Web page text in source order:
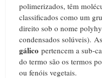
polimerizados, têm
classificados como um
direito sob o nome
condensados ​​solúveis). As
gálico pertencem a sub-
do termo são os termos
ou fenóis vegetais.